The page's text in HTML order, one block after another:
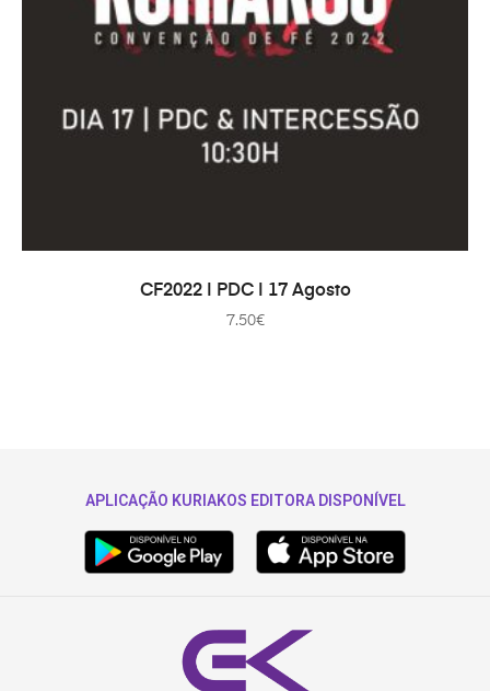
COMPRAR
CF2022 | PDC | 17 Agosto
7.50€
APLICAÇÃO KURIAKOS EDITORA DISPONÍVEL